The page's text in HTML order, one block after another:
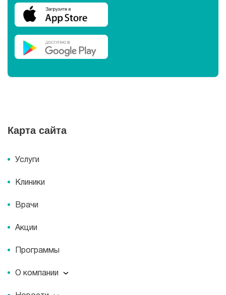
Карта сайта
Услуги
Клиники
Врачи
Акции
Программы
О компании
О компании